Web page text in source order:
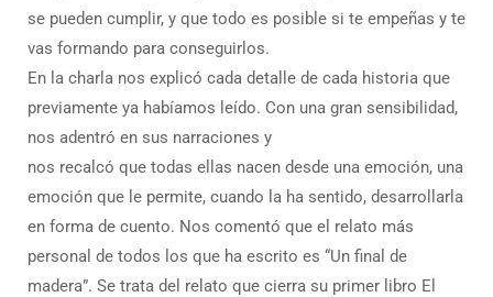
se pueden cumplir, y que todo es posible si te empeñas y te
vas formando para conseguirlos.
En la charla nos explicó cada detalle de cada historia que
previamente ya habíamos leído. Con una gran sensibilidad,
nos adentró en sus narraciones y
nos recalcó que todas ellas nacen desde una emoción, una
emoción que le permite, cuando la ha sentido, desarrollarla
en forma de cuento. Nos comentó que el relato más
personal de todos los que ha escrito es “Un final de
madera”. Se trata del relato que cierra su primer libro El